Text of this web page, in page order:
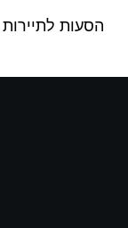
הסעות לתיירות